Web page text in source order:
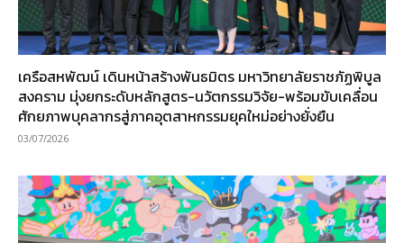
เครือสหพัฒน์ เดินหน้าสร้างพันธมิตร มหาวิทยาลัยราชภัฏพิบูล
สงคราม มุ่งยกระดับหลักสูตร-นวัตกรรมวิจัย-พร้อมขับเคลื่อน
ศักยภาพบุคลากรสู่ภาคอุตสาหกรรมยุคใหม่อย่างยั่งยืน
03/07/2026